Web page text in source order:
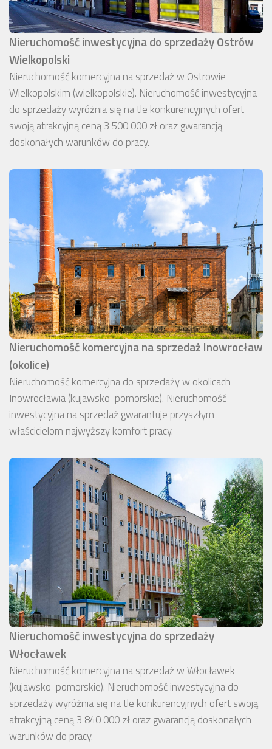
Nieruchomość inwestycyjna do sprzedaży Ostrów
Wielkopolski
Nieruchomość komercyjna na sprzedaż w Ostrowie
Wielkopolskim (wielkopolskie). Nieruchomość inwestycyjna
do sprzedaży wyróżnia się na tle konkurencyjnych ofert
swoją atrakcyjną ceną 3 500 000 zł oraz gwarancją
doskonałych warunków do pracy.
Nieruchomość komercyjna na sprzedaż Inowrocław
(okolice)
Nieruchomość komercyjna do sprzedaży w okolicach
Inowrocławia (kujawsko-pomorskie). Nieruchomość
inwestycyjna na sprzedaż gwarantuje przyszłym
właścicielom najwyższy komfort pracy.
Nieruchomość inwestycyjna do sprzedaży
Włocławek
Nieruchomość komercyjna na sprzedaż w Włocławek
(kujawsko-pomorskie). Nieruchomość inwestycyjna do
sprzedaży wyróżnia się na tle konkurencyjnych ofert swoją
atrakcyjną ceną 3 840 000 zł oraz gwarancją doskonałych
warunków do pracy.